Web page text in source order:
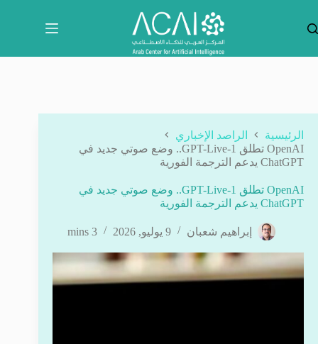
المحتوى
الرئيسية
الراصد الإخباري
OpenAI تطلق GPT-Live-1.. وضع صوتي جديد في
ChatGPT يدعم الترجمة الفورية
OpenAI تطلق GPT-Live-1.. وضع صوتي جديد في
ChatGPT يدعم الترجمة الفورية
إبراهيم شعبان 9 يوليو, 2026 3 mins